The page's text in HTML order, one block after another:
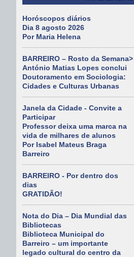
Horóscopos diários
Dia 8 agosto 2026
Por Maria Helena
BARREIRO – Rosto da Semana>
António Matias Lopes conclui
Doutoramento em Sociologia:
Cidades e Culturas Urbanas
Janela da Cidade - Convite a
Participar
Professor deixa uma marca na
vida de milhares de alunos
Por Isabel Mateus Braga
Barreiro
BARREIRO - Por dentro dos
dias
GRATIDÃO!
Nota do Dia – Dia Mundial das
Bibliotecas
Biblioteca Municipal do
Barreiro – um importante
legado cultural do centro da